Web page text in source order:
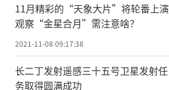
11月精彩的“天象大片”将轮番上演
观察“金星合月”需注意啥？
2021-11-08 09:17:38
长二丁发射遥感三十五号卫星发射任
务取得圆满成功